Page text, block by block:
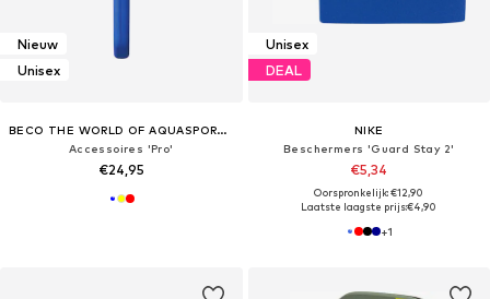
Nieuw
Unisex
BECO THE WORLD OF AQUASPORTS
Accessoires 'Pro'
€24,95
Unisex
DEAL
NIKE
Beschermers 'Guard Stay 2'
€5,34
Oorspronkelijk: €12,90
Laatste laagste prijs:€4,90
+1